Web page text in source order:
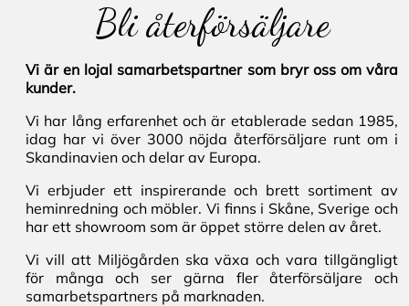
Bli återförsäljare
Vi är en lojal samarbetspartner som bryr oss om våra
kunder.
Vi har lång erfarenhet och är etablerade sedan 1985,
idag har vi över 3000 nöjda återförsäljare runt om i
Skandinavien och delar av Europa.
Vi erbjuder ett inspirerande och brett sortiment av
heminredning och möbler. Vi finns i Skåne, Sverige och
har ett showroom som är öppet större delen av året.
Vi vill att Miljögården ska växa och vara tillgängligt
för många och ser gärna fler återförsäljare och
samarbetspartners på marknaden.